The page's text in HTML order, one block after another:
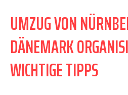
UMZUG VON
DÄNEMARK
WICHTIGE TIPPS